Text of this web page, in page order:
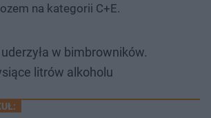
na kategorii C+E.
w bimbrowników.
litrów alkoholu